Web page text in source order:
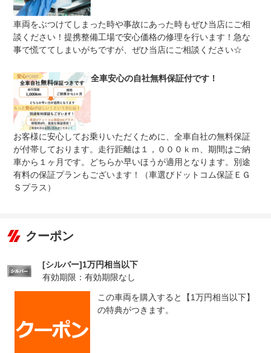
免責金 無し
保証修理
受付先
-
※商用車は6ヶ月または12ヶ月点検整備付
法定整備
について
当社指定の整備工場にて、納車整備を実施し納車いたしま
す。
車両をぶつけてしまった時や事故にあった時もぜひ当店にご相
談ください！提携整備工場で安心価格の修理を行います！急な
事で慌ててしまいがちですが、ぜひ当店にご相談ください☆
全車安心の自社無料保証付です！
お客様に安心してお乗りいただくために、全車自社の無料保証
が付帯しております。走行距離は１，０００ｋｍ、期間はご納
車から１ヶ月です。どちらか早いほうが適用となります。別途
有料の保証プランもございます！（車選びドットコム保証ＥＧ
Ｓプラス）
クーポン
[シルバー]1万円相当以下
有効期限：有効期限なし
この車両を購入すると【1万円相当以下】
の特典がつきます。